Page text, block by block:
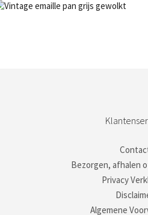
Bezorgen, afhalen
Privacy
Algemene